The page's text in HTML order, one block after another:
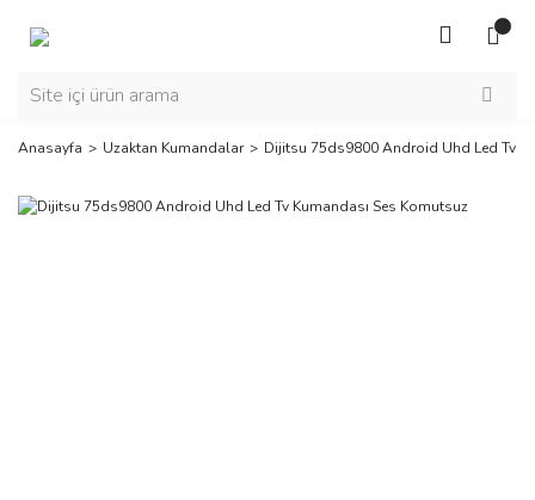
Anasayfa Uzaktan Kumandalar Dijitsu 75ds9800 Android Uhd Led Tv